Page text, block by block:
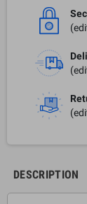
DESCRIPTION